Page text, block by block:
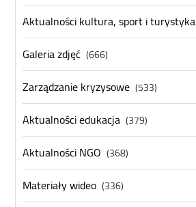
Aktualności kultura, sport i turystyka
Galeria zdjęć (666)
Zarządzanie kryzysowe (533)
Aktualności edukacja (379)
Aktualności NGO (368)
Materiały wideo (336)